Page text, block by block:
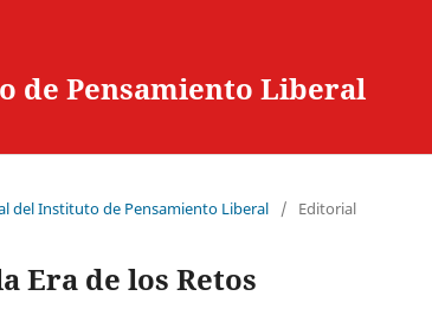
de Pensamiento Liberal
del Instituto de Pensamiento Liberal / Editorial
Era de los Retos